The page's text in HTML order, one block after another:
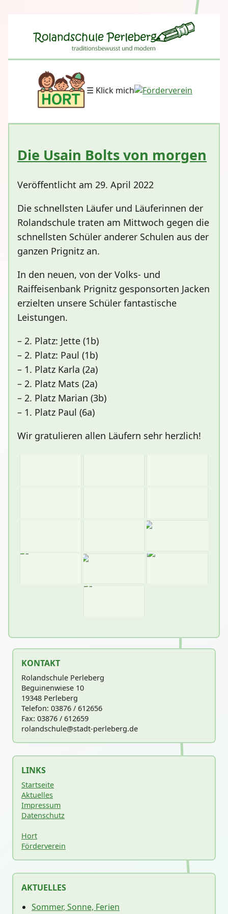
☰ Klick mich
Die Usain Bolts von morgen
Veröffentlicht am 29. April 2022
Die schnellsten Läufer und Läuferinnen der
Rolandschule traten am Mittwoch gegen die
schnellsten Schüler anderer Schulen aus der
ganzen Prignitz an.
In den neuen, von der Volks- und
Raiffeisenbank Prignitz gesponsorten Jacken
erzielten unsere Schüler fantastische
Leistungen.
– 2. Platz: Jette (1b)
– 2. Platz: Paul (1b)
– 1. Platz Karla (2a)
– 2. Platz Mats (2a)
– 2. Platz Marian (3b)
– 1. Platz Paul (6a)
Wir gratulieren allen Läufern sehr herzlich!
KONTAKT
Rolandschule Perleberg
Beguinenwiese 10
19348 Perleberg
Telefon: 03876 / 612656
Fax: 03876 / 612659
rolandschule@stadt-perleberg.de
LINKS
Startseite
Aktuelles
Impressum
Datenschutz
Hort
Förderverein
AKTUELLES
Sommer, Sonne, Ferien